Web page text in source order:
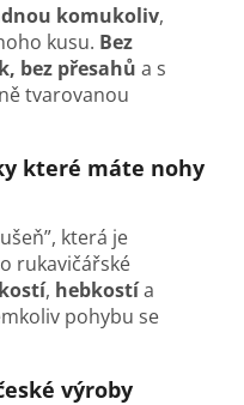
komukoliv,
kusu. Bez
bez přesahů a s
tvarovanou
které máte nohy
která je
rukavičářské
, hebkostía
pohybu se
výroby